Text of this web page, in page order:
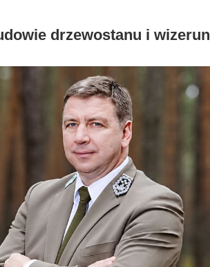
drzewostanu i